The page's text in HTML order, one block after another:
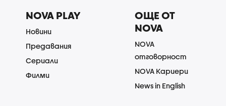
NOVA PLAY
Новини
Предавания
Сериали
Филми
ОЩЕ ОТ
NOVA
NOVA
отговорност
NOVA Кариери
News in English